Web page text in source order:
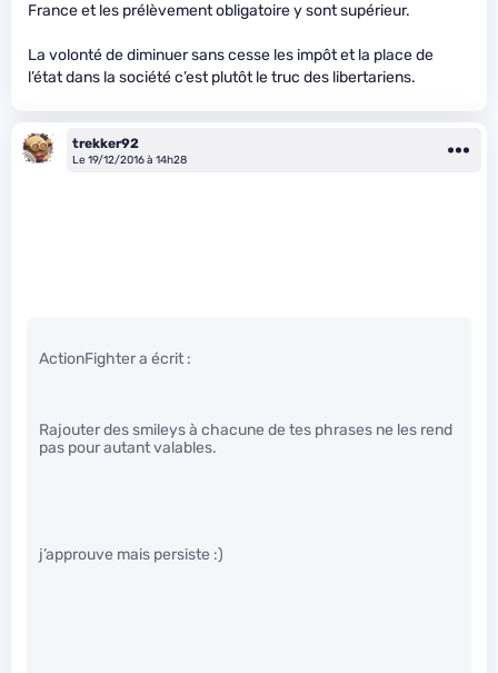
France et les prélèvement obligatoire y sont supérieur.
La volonté de diminuer sans cesse les impôt et la place de
l’état dans la société c’est plutôt le truc des libertariens.
trekker92
Le 19/12/2016 à 14h28
ActionFighter a écrit :
Rajouter des smileys à chacune de tes phrases ne les rend
pas pour autant valables.
j’approuve mais persiste :)